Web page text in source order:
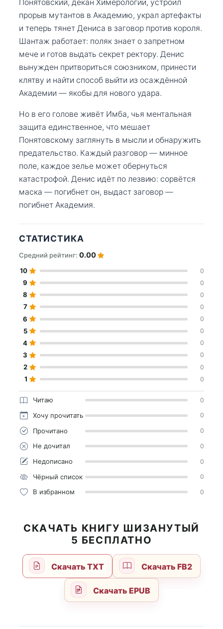
Понятовский, декан Химерологии, устроил
прорыв мутантов в Академию, украл артефакты
и теперь тянет Дениса в заговор против короля.
Шантаж работает: поляк знает о запретном
мече и готов выдать секрет ректору. Денис
вынужден притвориться союзником, принести
клятву и найти способ выйти из осаждённой
Академии — якобы для нового удара.
Но в его голове живёт Имба, чья ментальная
защита единственное, что мешает
Понятовскому заглянуть в мысли и обнаружить
предательство. Каждый разговор — минное
поле, каждое зелье может обернуться
катастрофой. Денис идёт по лезвию: сорвётся
маска — погибнет он, выдаст заговор —
погибнет Академия.
СТАТИСТИКА
Средний рейтинг: 0.00
10 0
9 0
8 0
7 0
6 0
5 0
4 0
3 0
2 0
1 0
Читаю 0
Хочу прочитать 0
Прочитано 0
Не дочитал 0
Недописано 0
Чёрный список 0
В избранном 0
СКАЧАТЬ КНИГУ ШИЗАНУТЫЙ
5 БЕСПЛАТНО
Скачать TXT Скачать FB2
Скачать EPUB